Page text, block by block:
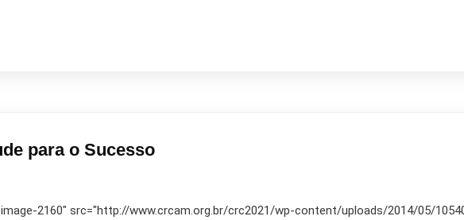
para o Sucesso
2160" src="http://www.crcam.org.br/crc2021/wp-content/uploads/2014/05/